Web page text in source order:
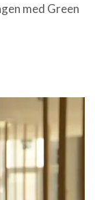
med Green